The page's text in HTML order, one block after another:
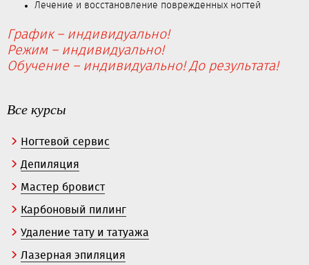
Лечение и восстановление поврежденных ногтей
График – индивидуально!
Режим – индивидуально!
Обучение – индивидуально! До результата!
Все курсы
Ногтевой сервис
Депиляция
Мастер бровист
Карбоновый пилинг
Удаление тату и татуажа
Лазерная эпиляция